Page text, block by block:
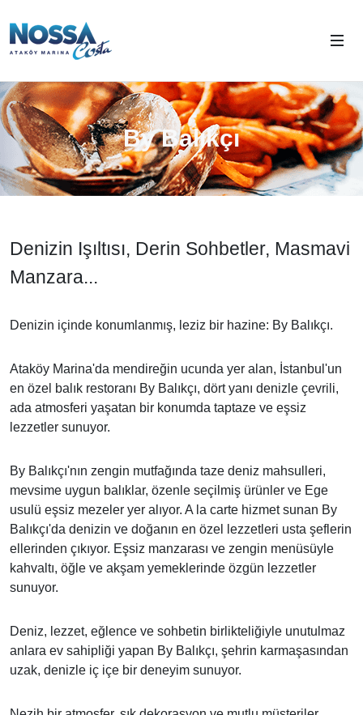
By Balıkçı
Denizin Işıltısı, Derin Sohbetler, Masmavi
Manzara...
Denizin içinde konumlanmış, leziz bir hazine: By Balıkçı.
Ataköy Marina'da mendireğin ucunda yer alan, İstanbul'un
en özel balık restoranı By Balıkçı, dört yanı denizle çevrili,
ada atmosferi yaşatan bir konumda taptaze ve eşsiz
lezzetler sunuyor.
By Balıkçı'nın zengin mutfağında taze deniz mahsulleri,
mevsime uygun balıklar, özenle seçilmiş ürünler ve Ege
usulü eşsiz mezeler yer alıyor. A la carte hizmet sunan By
Balıkçı'da denizin ve doğanın en özel lezzetleri usta şeflerin
ellerinden çıkıyor. Eşsiz manzarası ve zengin menüsüyle
kahvaltı, öğle ve akşam yemeklerinde özgün lezzetler
sunuyor.
Deniz, lezzet, eğlence ve sohbetin birlikteliğiyle unutulmaz
anlara ev sahipliği yapan By Balıkçı, şehrin karmaşasından
uzak, denizle iç içe bir deneyim sunuyor.